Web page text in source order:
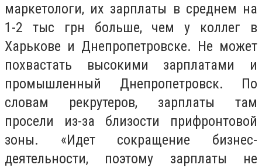
маркетологи, их зарплаты в среднем на
1-2 тыс грн больше, чем у коллег в
Харькове и Днепропетровске. Не может
похвастать высокими зарплатами и
промышленный Днепропетровск. По
словам рекрутеров, зарплаты там
просели из-за близости прифронтовой
зоны. «Идет сокращение бизнес-
деятельности, поэтому зарплаты не